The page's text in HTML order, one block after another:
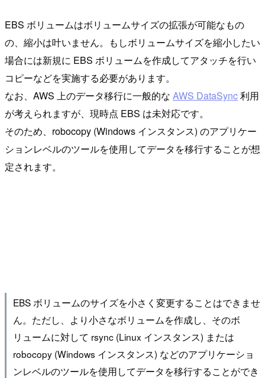
EBS ボリュームはボリュームサイズの拡張が可能なもの
の、縮小は叶いません。もしボリュームサイズを縮小したい
場合には新規に EBS ボリュームを作成してアタッチを行い
コピーなどを実施する必要があります。
なお、AWS 上のデータ移行に一般的な AWS DataSync利用
が考えられますが、現時点 EBS は未対応です。
そのため、robocopy (Windows インスタンス) のアプリケー
ションレベルのツールを使用してデータを移行することが想
定されます。
EBS ボリュームのサイズを小さく変更することはできませ
ん。ただし、より小さなボリュームを作成し、そのボ
リュームに対して rsync (Linux インスタンス) または
robocopy (Windows インスタンス) などのアプリケーショ
ンレベルのツールを使用してデータを移行することができ